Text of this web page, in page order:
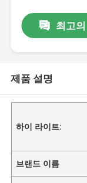
최고
제품 설명
하이 라이트:
브랜드 이름